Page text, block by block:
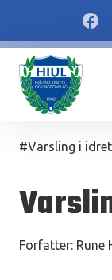
#Varsling i
Forfatter: Rune